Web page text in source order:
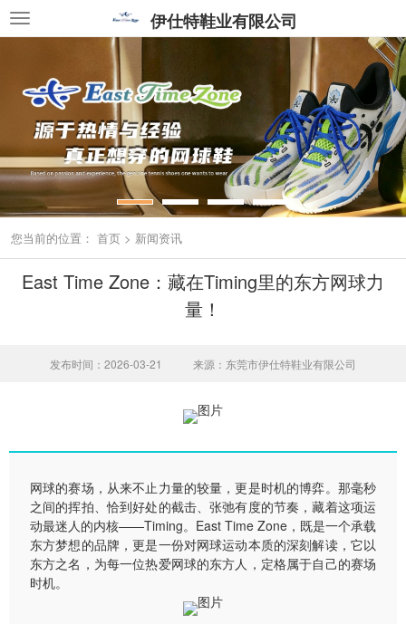
伊仕特鞋业有限公司
您当前的位置： 首页 > 新闻资讯
East Time Zone：藏在Timing里的东方网球力
量！
发布时间：2026-03-21 来源：东莞市伊仕特鞋业有限公司
网球的赛场，从来不止力量的较量，更是时机的博弈。那毫秒
之间的挥拍、恰到好处的截击、张弛有度的节奏，藏着这项运
动最迷人的内核——Timing。 East Time Zone ，既是一个承载
东方梦想的品牌，更是一份对网球运动本质的深刻解读，它以
东方之名，为每一位热爱网球的东方人，定格属于自己的赛场
时机。